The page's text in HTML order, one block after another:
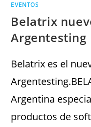
EVENTOS
Belatrix
Argentesting
Belatrix es el
Argentina
productos de